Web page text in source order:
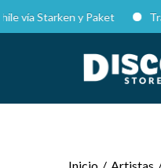
y Paket Traemos